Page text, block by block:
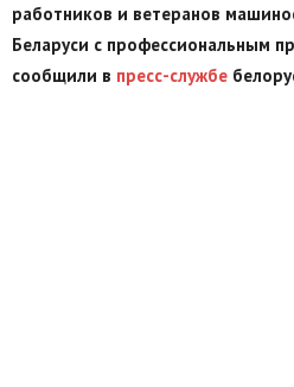
работников и ветеранов
Беларуси с профессиональным
сообщили в пресс-службе